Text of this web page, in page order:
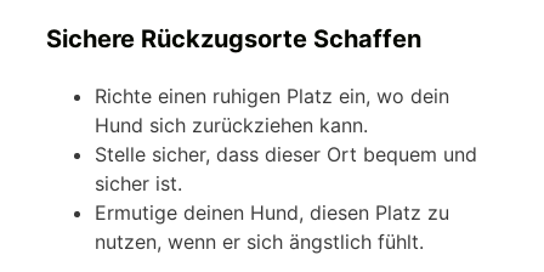
Sichere Rückzugsorte Schaffen
Richte einen ruhigen Platz ein, wo dein
Hund sich zurückziehen kann.
Stelle sicher, dass dieser Ort bequem und
sicher ist.
Ermutige deinen Hund, diesen Platz zu
nutzen, wenn er sich ängstlich fühlt.